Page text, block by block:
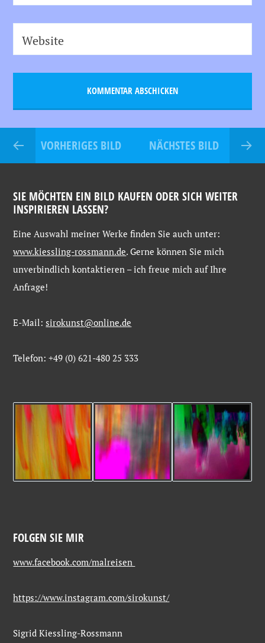
Website
VORHERIGES BILD NÄCHSTES BILD
SIE MÖCHTEN EIN BILD KAUFEN ODER SICH WEITER
INSPIRIEREN LASSEN?
EineAuswahlmeinerWerkefinden Sieauchunter:
www.kiessling-rossmann.de. Gernekönnen Siemich
unverbindlichkontaktieren –ichfreuemichaufIhre
Anfrage!
E-Mail:sirokunst@online.de
Telefon: +49 (0) 621-480 25 333
FOLGEN SIE MIR
www.facebook.com/malreisen
https://www.instagram.com/sirokunst/
Sigrid Kiessling-Rossmann